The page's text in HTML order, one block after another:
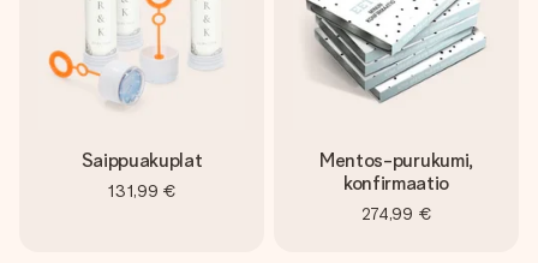
Saippuakuplat
131,99 €
Mentos-purukumi,
konfirmaatio
274,99 €